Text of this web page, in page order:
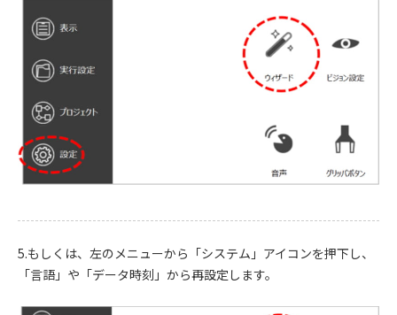
5.もしくは、左のメニューから「システム」アイコンを押下し、
「言語」や「データ時刻」から再設定します。